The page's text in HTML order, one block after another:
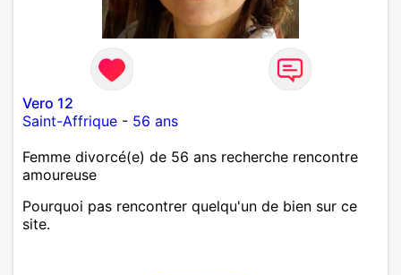
Vero 12
Saint-Affrique - 56 ans
Femme divorcé(e) de 56 ans recherche rencontre
amoureuse
Pourquoi pas rencontrer quelqu'un de bien sur ce
site.